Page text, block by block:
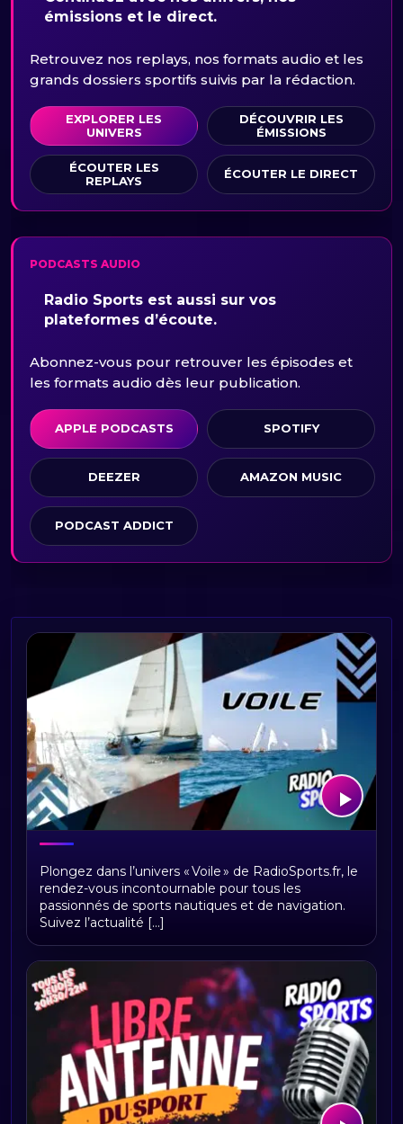
émissions et le direct.
Retrouvez nos replays, nos formats audio et les
grands dossiers sportifs suivis par la rédaction.
EXPLORER LES
UNIVERS
DÉCOUVRIR LES
ÉMISSIONS
ÉCOUTER LES
REPLAYS
ÉCOUTER LE DIRECT
PODCASTS AUDIO
Radio Sports est aussi sur vos
plateformes d’écoute.
Abonnez-vous pour retrouver les épisodes et
les formats audio dès leur publication.
APPLE PODCASTS SPOTIFY
DEEZER AMAZON MUSIC
PODCAST ADDICT
VOILE – Actualité, grands événements
et passion maritime
Plongez dans l’univers « Voile » de RadioSports.fr, le
rendez-vous incontournable pour tous les
passionnés de sports nautiques et de navigation.
Suivez l’actualité [...]